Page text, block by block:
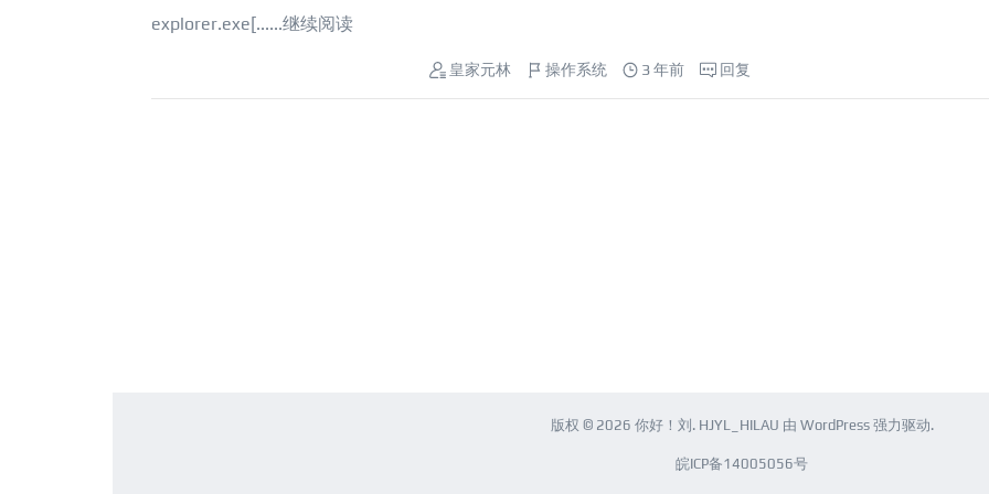
explorer.exe[......继续阅读
皇家元林 操作系统 3 年前 回复
版权 © 2026 你好！刘 . HJYL_HILAU 由 WordPress强力驱动.
皖ICP备14005056号